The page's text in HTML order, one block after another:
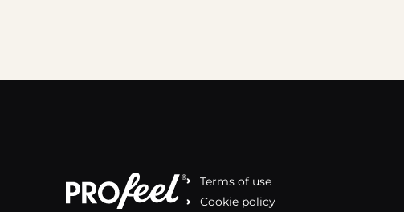
Terms of use
Cookie policy